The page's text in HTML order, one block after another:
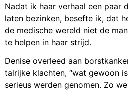
Nadat ik haar verhaal een paar
laten bezinken, besefte ik, dat
de medische wereld niet de
te helpen in haar strijd.
Denise overleed aan
talrijke klachten, “wat gewoon
serieus werden genomen. Zo